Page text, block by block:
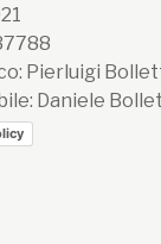
Pierluigi
Daniele